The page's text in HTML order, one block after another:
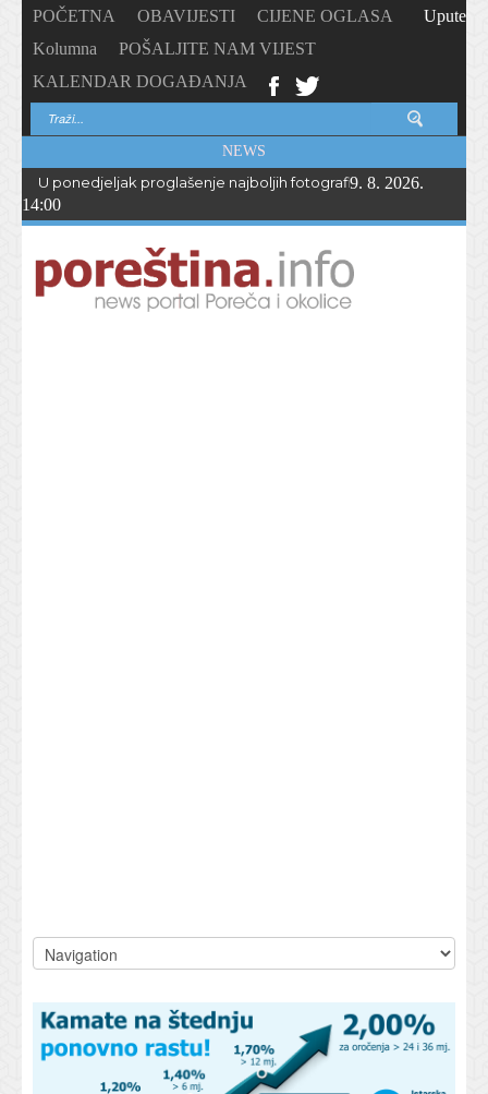
POČETNA OBAVIJESTI
CIJENE OGLASA
Kolumna
POŠALJITE NAM VIJEST
KALENDAR DOGAĐANJA
Upute
NEWS
U ponedjeljak proglašenje najboljih fotografija – PhotoCity2026
9. 8. 2026.
14:00